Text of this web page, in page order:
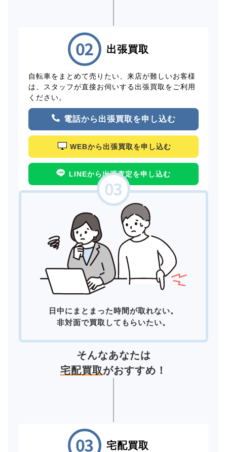
出張買取
自転車をまとめて売りたい、来店が難しいお客様
は、スタッフが直接お伺いする出張買取をご利用
ください。
電話から出張買取を申し込む
WEBから出張買取を申し込む
LINEから出張査定を申し込む
日中にまとまった時間が取れない。
非対面で買取してもらいたい。
そんなあなたは
宅配買取がおすすめ！
宅配買取